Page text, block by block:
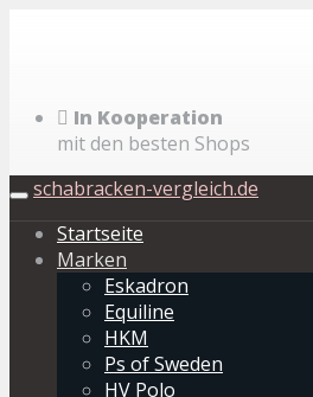
In Kooperation
mit den besten Shops
Toggle
schabracken-vergleich.de
Startseite
Marken
Eskadron
Equiline
HKM
Ps of Sweden
HV Polo